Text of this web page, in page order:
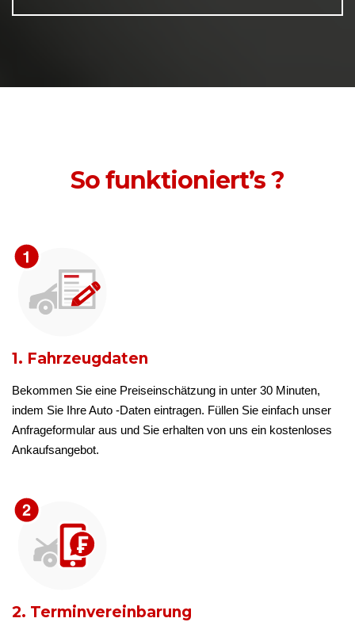
So funktioniert’s ?
1. Fahrzeugdaten
Bekommen Sie eine Preiseinschätzung in unter 30 Minuten,
indem Sie Ihre Auto -Daten eintragen. Füllen Sie einfach unser
Anfrageformular aus und Sie erhalten von uns ein kostenloses
Ankaufsangebot.
2. Terminvereinbarung